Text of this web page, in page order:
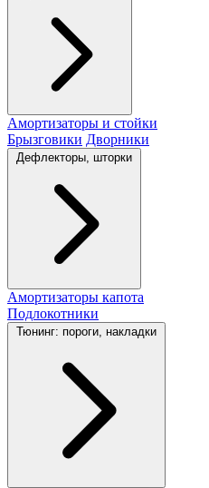
Амортизаторы и стойки
Брызговики Дворники
Дефлекторы, шторки
Амортизаторы капота
Подлокотники
Тюнинг: пороги, накладки